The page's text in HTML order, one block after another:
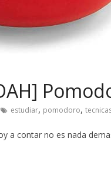
estudiar, pomodoro,
a contar no es nada